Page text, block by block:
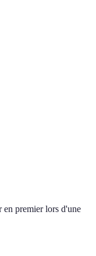
premier lors d'une